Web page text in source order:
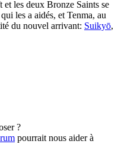
les deux Bronze Saints se
les a aidés, et Tenma, au
du nouvel arrivant: Suikyō,
?
pourrait nous aider à
!